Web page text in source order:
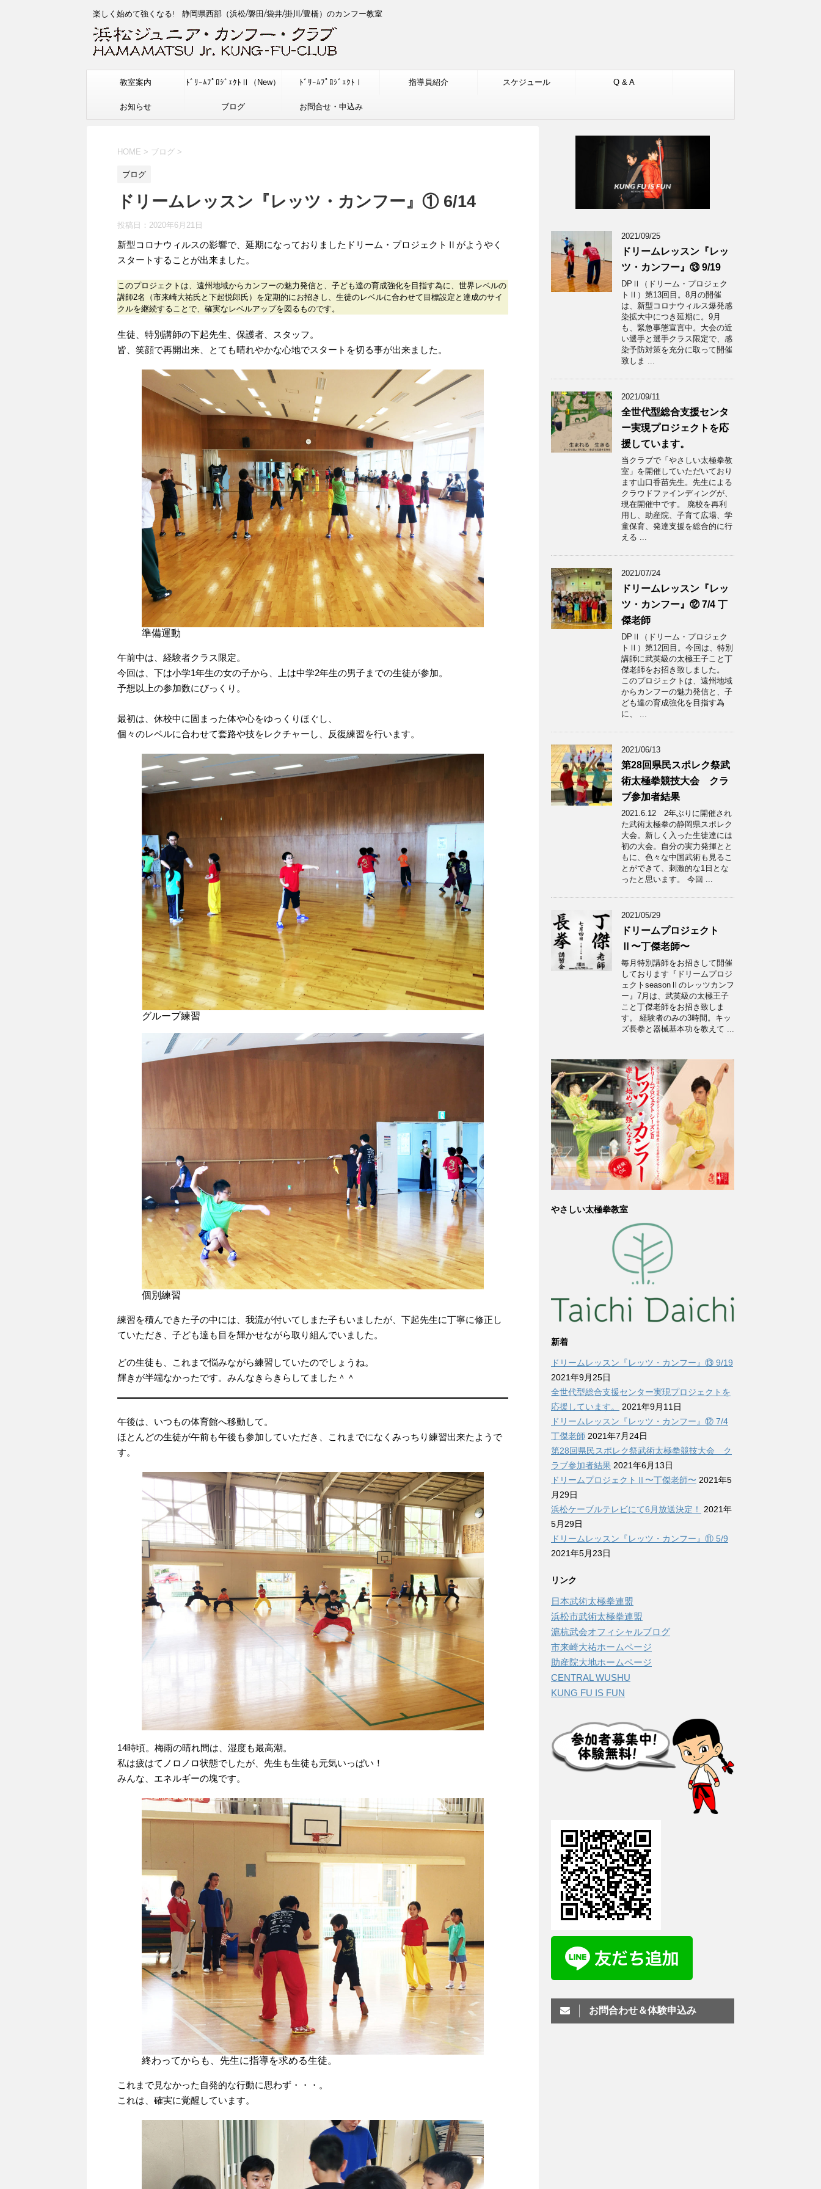
楽しく始めて強くなる! 静岡県西部（浜松/磐田/袋井/掛川/豊橋）のカンフー教室
教室案内 ﾄﾞﾘｰﾑﾌﾟﾛｼﾞｪｸﾄⅡ（New） ﾄﾞﾘｰﾑﾌﾟﾛｼﾞｪｸﾄⅠ 指導員紹介 スケジュール Q & A
お知らせ ブログ お問合せ・申込み
HOME > ブログ >
ブログ
ドリームレッスン『レッツ・カンフー』① 6/14
投稿日： 2020年6月21日
新型コロナウィルスの影響で、延期になっておりましたドリーム・プロジェクトⅡがようやく
スタートすることが出来ました。
このプロジェクトは、遠州地域からカンフーの魅力発信と、子ども達の育成強化を目指す為に、世界レベルの
講師2名（市来崎大祐氏と下起悦郎氏）を定期的にお招きし、生徒のレベルに合わせて目標設定と達成のサイ
クルを継続することで、確実なレベルアップを図るものです。
生徒、特別講師の下起先生、保護者、スタッフ。
皆、笑顔で再開出来、とても晴れやかな心地でスタートを切る事が出来ました。
準備運動
午前中は、経験者クラス限定。
今回は、下は小学1年生の女の子から、上は中学2年生の男子までの生徒が参加。
予想以上の参加数にびっくり。
最初は、休校中に固まった体や心をゆっくりほぐし、
個々のレベルに合わせて套路や技をレクチャーし、反復練習を行います。
グループ練習
個別練習
練習を積んできた子の中には、我流が付いてしまた子もいましたが、下起先生に丁寧に修正し
ていただき、子ども達も目を輝かせながら取り組んでいました。
どの生徒も、これまで悩みながら練習していたのでしょうね。
輝きが半端なかったです。みんなきらきらしてました＾＾
午後は、いつもの体育館へ移動して。
ほとんどの生徒が午前も午後も参加していただき、これまでになくみっちり練習出来たようで
す。
14時頃。梅雨の晴れ間は、湿度も最高潮。
私は疲はてノロノロ状態でしたが、先生も生徒も元気いっぱい！
みんな、エネルギーの塊です。
終わってからも、先生に指導を求める生徒。
これまで見なかった自発的な行動に思わず・・・。
これは、確実に覚醒しています。
2021/09/25
ドリームレッスン『レッ
ツ・カンフー』⑬ 9/19
DPⅡ（ドリーム・プロジェク
トⅡ）第13回目。8月の開催
は、新型コロナウィルス爆発感
染拡大中につき延期に。9月
も、緊急事態宣言中。大会の近
い選手と選手クラス限定で、感
染予防対策を充分に取って開催
致しま ...
2021/09/11
全世代型総合支援センタ
ー実現プロジェクトを応
援しています。
当クラブで「やさしい太極拳教
室」を開催していただいており
ます山口香苗先生。先生による
クラウドファインディングが、
現在開催中です。 廃校を再利
用し、助産院、子育て広場、学
童保育、発達支援を総合的に行
える ...
2021/07/24
ドリームレッスン『レッ
ツ・カンフー』⑫ 7/4 丁
傑老師
DPⅡ（ドリーム・プロジェク
トⅡ）第12回目。今回は、特別
講師に武英級の太極王子こと丁
傑老師をお招き致しました。
このプロジェクトは、遠州地域
からカンフーの魅力発信と、子
ども達の育成強化を目指す為
に、 ...
2021/06/13
第28回県民スポレク祭武
術太極拳競技大会 クラ
ブ参加者結果
2021.6.12 2年ぶりに開催され
た武術太極拳の静岡県スポレク
大会。新しく入った生徒達には
初の大会。自分の実力発揮とと
もに、色々な中国武術も見るこ
とができて、刺激的な1日とな
ったと思います。 今回 ...
2021/05/29
ドリームプロジェクト
Ⅱ〜丁傑老師〜
毎月特別講師をお招きして開催
しております『ドリームプロジ
ェクトseasonⅡのレッツカンフ
ー』7月は、武英級の太極王子
こと丁傑老師をお招き致しま
す。 経験者のみの3時間。キッ
ズ長拳と器械基本功を教えて ...
やさしい太極拳教室
新着
ドリームレッスン『レッツ・カンフー』⑬ 9/19
2021年9月25日
全世代型総合支援センター実現プロジェクトを
応援しています。
2021年9月11日
ドリームレッスン『レッツ・カンフー』⑫ 7/4
丁傑老師 2021年7月24日
第28回県民スポレク祭武術太極拳競技大会 ク
ラブ参加者結果 2021年6月13日
ドリームプロジェクトⅡ〜丁傑老師〜 2021年5
月29日
浜松ケーブルテレビにて6月放送決定！
2021年
5月29日
ドリームレッスン『レッツ・カンフー』⑪ 5/9
2021年5月23日
リンク
日本武術太極拳連盟
浜松市武術太極拳連盟
滬杭武会オフィシャルブログ
市来崎大祐ホームページ
助産院大地ホームページ
CENTRAL WUSHU
KUNG FU IS FUN
お問合わせ＆体験申込み